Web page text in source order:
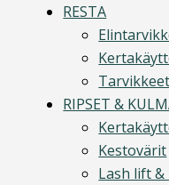
RESTA
RIPSET &
Kestovärit
Lash lift